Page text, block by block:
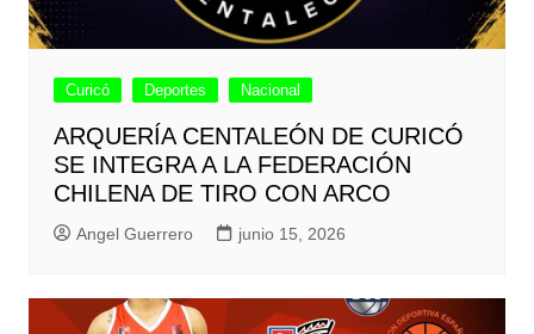
Curicó Deportes Nacional
ARQUERÍA CENTALEÓN DE CURICÓ
SE INTEGRA A LA FEDERACIÓN
CHILENA DE TIRO CON ARCO
Angel Guerrero junio 15, 2026